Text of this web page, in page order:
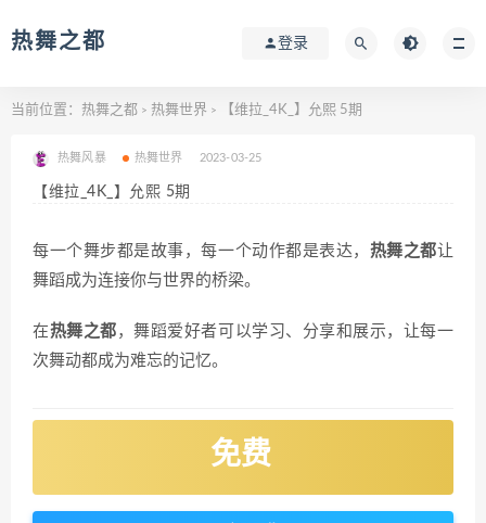
热舞之都 登录
当前位置： 热舞之都 > 热舞世界 > 【维拉_4K_】允熙 5期
热舞风暴 热舞世界 2023-03-25
【维拉_4K_】允熙 5期
每一个舞步都是故事，每一个动作都是表达， 热舞之都让
舞蹈成为连接你与世界的桥梁。
在热舞之都 ，舞蹈爱好者可以学习、分享和展示，让每一
次舞动都成为难忘的记忆。
免费